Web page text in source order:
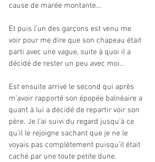
cause de marée montante…
Et puis l’un des garçons est venu me
voir pour me dire que son chapeau était
parti avec une vague, suite à quoi il a
décidé de rester un peu avec moi…
Est ensuite arrivé le second qui après
m’avoir rapporté son épopée balnéaire a
quant à lui a décidé de repartir voir son
père. Je l’ai suivi du regard jusqu’à ce
qu’il le rejoigne sachant que je ne le
voyais pas complètement puisqu’il était
caché par une toute petite dune.